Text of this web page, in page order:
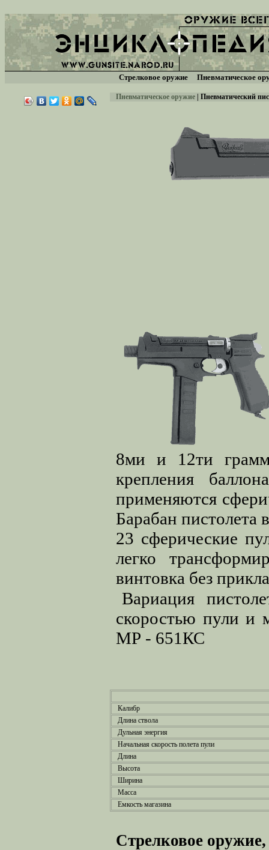
Стрелковое оружие Пневматическое
Пневматическое оружие Пневматический
8ми и 12ти
крепления
применяются
Барабан
23 сферические
легко
винтовка без
Вариация
скоростью пули и
МР - 651КС
Калибр
Длина ствола
Дульная энергия
Начальная скорость полета пули
Длина
Высота
Ширина
Масса
Емкость магазина
Стрелковое